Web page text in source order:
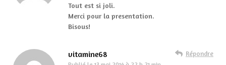
Tout est si joli.
Merci pour la presentation.
Bisous!
vitamine68 Répondre